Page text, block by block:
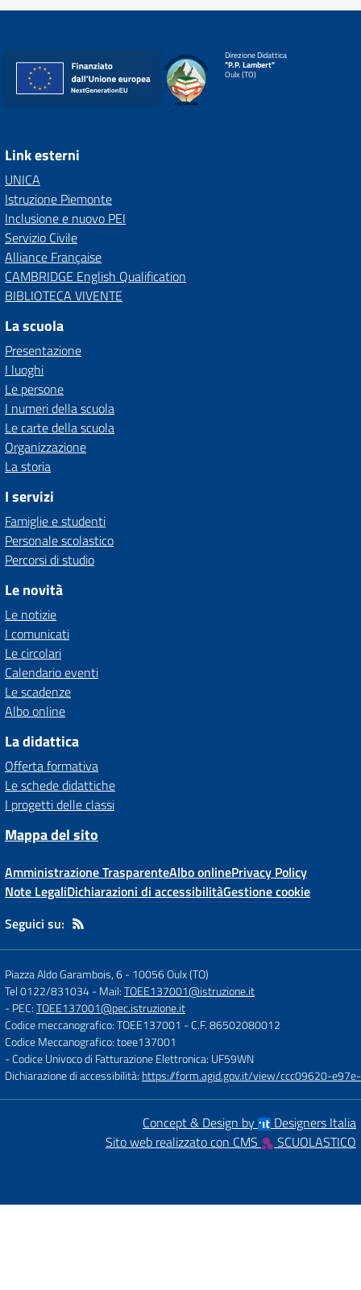
Direzione Didattica
"P.P. Lambert"
Oulx (TO)
Link esterni
UNICA
Istruzione Piemonte
Inclusione e nuovo PEI
Servizio Civile
Alliance Française
CAMBRIDGE English Qualification
BIBLIOTECA VIVENTE
La scuola
Presentazione
I luoghi
Le persone
I numeri della scuola
Le carte della scuola
Organizzazione
La storia
I servizi
Famiglie e studenti
Personale scolastico
Percorsi di studio
Le novità
Le notizie
I comunicati
Le circolari
Calendario eventi
Le scadenze
Albo online
La didattica
Offerta formativa
Le schede didattiche
I progetti delle classi
Mappa del sito
Amministrazione TrasparenteAlbo onlinePrivacy Policy
Note LegaliDichiarazioni di accessibilitàGestione cookie
Seguici su:
Piazza Aldo Garambois, 6-10056 Oulx (TO)
Tel 0122/831034- Mail:TOEE137001@istruzione.it
- PEC:TOEE137001@pec.istruzione.it
Codice meccanografico: TOEE137001 - C.F. 86502080012
Codice Meccanografico: toee137001
- Codice Univoco di Fatturazione Elettronica: UF59WN
Dichiarazione di accessibilità: https://form.agid.gov.it/view/ccc09620-
Concept & Design by
Designers Italia
Sito web realizzato con CMS
SCUOLASTICO